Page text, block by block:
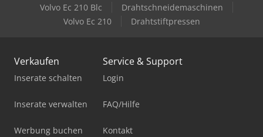
Volvo Ec 210 Blc
Drahtschneidemaschinen
Volvo Ec 210
Drahtstiftpressen
Verkaufen
Inserate schalten
Inserate verwalten
Werbung buchen
Service & Support
Login
FAQ/Hilfe
Kontakt